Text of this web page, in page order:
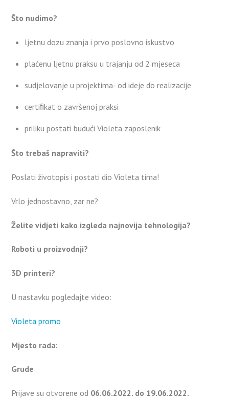
Što nudimo?
ljetnu dozu znanja i prvo poslovno iskustvo
plaćenu ljetnu praksu u trajanju od 2 mjeseca
sudjelovanje u projektima- od ideje do realizacije
certiﬁkat o završenoj praksi
priliku postati budući Violeta zaposlenik
Što trebaš napraviti?
Poslati životopis i postati dio Violeta tima!
Vrlo jednostavno, zar ne?
Želite vidjeti kako izgleda najnovija tehnologija?
Roboti u proizvodnji?
3D printeri?
U nastavku pogledajte video:
Violeta promo
Mjesto rada:
Grude
Prijave su otvorene od 06.06.2022. do 19.06.2022.